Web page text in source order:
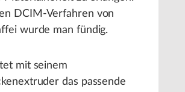
DCIM-Verfahren von
wurde man fündig.
mit seinem
das passende